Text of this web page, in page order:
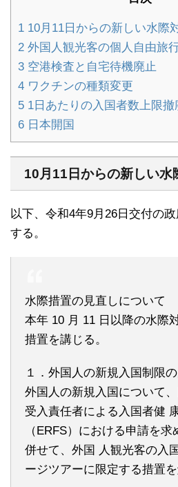
1 10月11日からの新しい水際
2 外国人観光客の個人自由旅
3 空港検査と自宅待機廃止
4 ワクチンの種類変更
5 1日あたりの入国者数上限撤
6 日本開国
10月11日からの新しい水
以下、令和4年9月26日交付の
する。
水際措置の見直しについて
本年 10 月 11 日以降の水際
措置を講じる。
１．外国人の新規入国制限
外国人の新規入国について
受入責任者による入国者健
（ERFS）における申請を求
併せて、外国 人観光客の入
ージツアーに限定する措置を